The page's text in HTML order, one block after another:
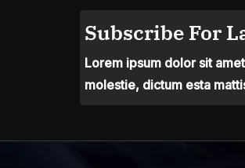
Subscribe For
Lorem ipsum dolor sit
molestie, dictum esta